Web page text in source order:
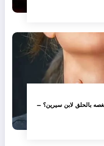
بالحلق لابن سيرين؟ –